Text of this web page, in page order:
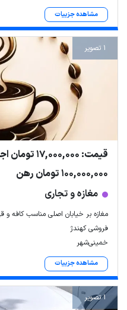
مشاهده جزییات
1 تصویر
قیمت: 17,000,000 تومان اجاره
100,000,000 تومان رهن
مغازه و تجاری
مغازه بر خیابان اصلی مناسب کافه و
فروشی کهندژ
خمینی‌شهر
مشاهده جزییات
1 تصویر